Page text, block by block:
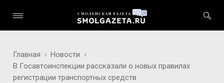
Главная
Новости
В Госавтоинспекции рассказали о новых правилах
регистрации транспортных средств